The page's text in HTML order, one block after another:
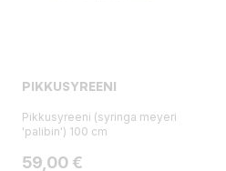
PIKKUSYREENI
Pikkusyreeni (syringa meyeri
'palibin') 100 cm
Hinta
59,00 €